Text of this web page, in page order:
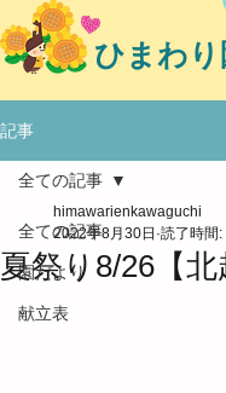
ひまわり
記事
全ての記事
園だより
献立表
全ての記事
夏祭り8/26【北
himawarienkawaguchi
2022年8月30日 読了時間: